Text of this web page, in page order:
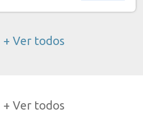
+ Ver todos
+ Ver todos